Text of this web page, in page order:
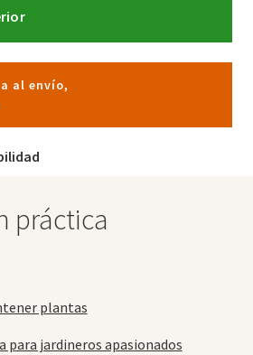
al envío,
práctica
plantas
para jardineros apasionados